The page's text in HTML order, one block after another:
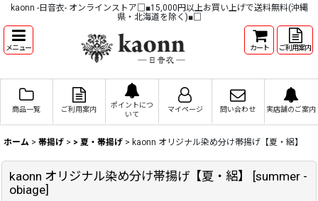
kaonn -日音衣- オンラインストア□■15,000円以上お買い上げで送料無料(沖縄
県・北海道を除く)■□
メニュー カート ご利用案内
商品一覧 ご利用案内
ポイントにつ
いて
マイページ 問い合わせ 実店舗のご案内
ホーム > 帯揚げ > > 夏・帯揚げ > kaonn オリジナル染め分け帯揚げ【夏・絽】
kaonn オリジナル染め分け帯揚げ【夏・絽】 [summer -
obiage]